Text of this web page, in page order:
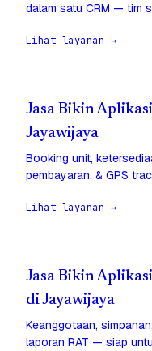
dalam satu CRM — tim
Lihat layanan →
Jasa Bikin
Jayawijaya
Booking unit,
pembayaran, & GPS
Lihat layanan →
Jasa Bikin
di Jayawijaya
Keanggotaan,
laporan RAT — siap